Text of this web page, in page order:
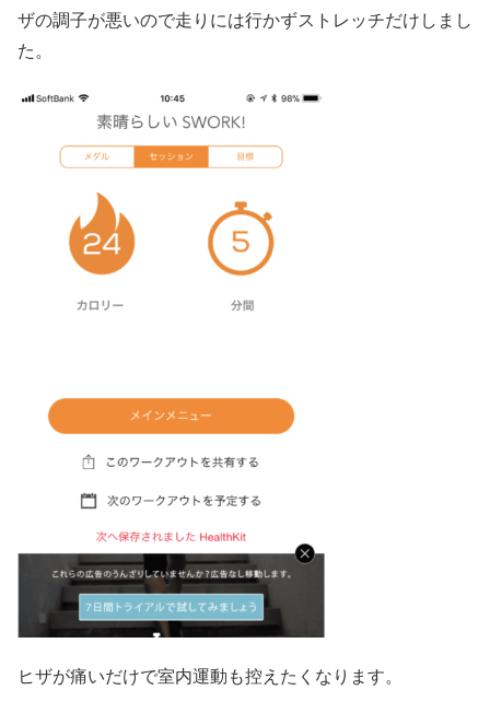
ザの調子が悪いので走りには行かずストレッチだけしまし
た。
ヒザが痛いだけで室内運動も控えたくなります。